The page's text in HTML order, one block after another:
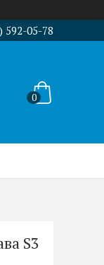
592-05-78
S3